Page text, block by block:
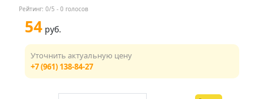
Рейтинг: 0/5 - 0 голосов
54 руб.
Уточнить актуальную цену
+7 (961) 138-84-27